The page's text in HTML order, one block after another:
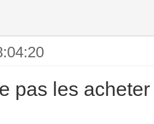
pas les